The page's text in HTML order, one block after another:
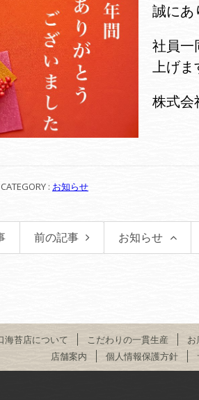
誠にあ
社員一
上げま
株式
CATEGORY : お知らせ
前の記事 お知らせ
海苔店について こだわりの一貫生産
お
店舗案内
個人情報保護方針